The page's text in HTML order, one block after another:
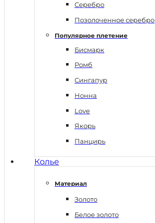
Серебро
Позолоченное серебро
Популярное плетение
Бисмарк
Ромб
Сингапур
Нонна
Love
Якорь
Панцирь
Колье
Материал
Золото
Белое золото